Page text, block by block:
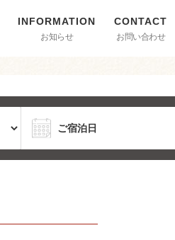
お知らせ お問い合わせ